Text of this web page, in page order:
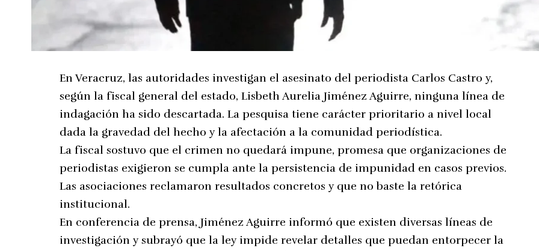
En Veracruz, las autoridades investigan el asesinato del periodista Carlos Castro y,
según la fiscal general del estado, Lisbeth Aurelia Jiménez Aguirre, ninguna línea de
indagación ha sido descartada. La pesquisa tiene carácter prioritario a nivel local
dada la gravedad del hecho y la afectación a la comunidad periodística.
La fiscal sostuvo que el crimen no quedará impune, promesa que organizaciones de
periodistas exigieron se cumpla ante la persistencia de impunidad en casos previos.
Las asociaciones reclamaron resultados concretos y que no baste la retórica
institucional.
En conferencia de prensa, Jiménez Aguirre informó que existen diversas líneas de
investigación y subrayó que la ley impide revelar detalles que puedan entorpecer la